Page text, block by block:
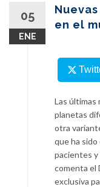
05
ENE
en el
Las últimas
planetas
otra
que ha
pacientes y
comenta el
exclusiva